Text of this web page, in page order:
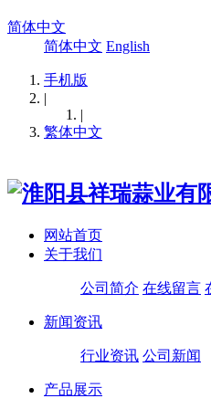
简体中文
简体中文 English
手机版
|
|
繁体中文
网站首页
关于我们
公司简介 在线留言
新闻资讯
行业资讯 公司新闻
产品展示